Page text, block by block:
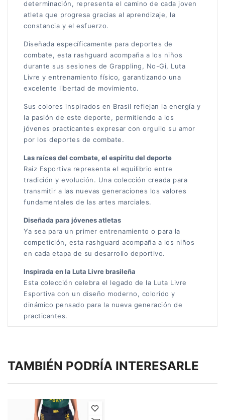
determinación, representa el camino de cada joven
atleta que progresa gracias al aprendizaje, la
constancia y el esfuerzo.
Diseñada específicamente para deportes de
combate, esta rashguard acompaña a los niños
durante sus sesiones de Grappling, No-Gi, Luta
Livre y entrenamiento físico, garantizando una
excelente libertad de movimiento.
Sus colores inspirados en Brasil reflejan la energía y
la pasión de este deporte, permitiendo a los
jóvenes practicantes expresar con orgullo su amor
por los deportes de combate.
Las raíces del combate, el espíritu del deporte
Raiz Esportiva representa el equilibrio entre
tradición y evolución. Una colección creada para
transmitir a las nuevas generaciones los valores
fundamentales de las artes marciales.
Diseñada para jóvenes atletas
Ya sea para un primer entrenamiento o para la
competición, esta rashguard acompaña a los niños
en cada etapa de su desarrollo deportivo.
Inspirada en la Luta Livre brasileña
Esta colección celebra el legado de la Luta Livre
Esportiva con un diseño moderno, colorido y
dinámico pensado para la nueva generación de
practicantes.
TAMBIÉN PODRÍA INTERESARLE